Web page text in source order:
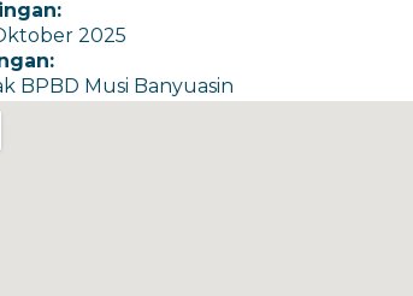
2025
BPBD Musi Banyuasin